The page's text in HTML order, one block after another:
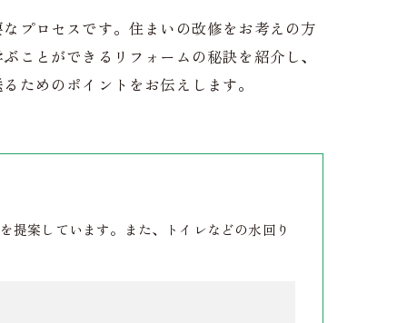
プロセスです。住まいの改修をお考えの方
ことができるリフォームの秘訣を紹介し、
ためのポイントをお伝えします。
提案しています。また、トイレなどの水回り